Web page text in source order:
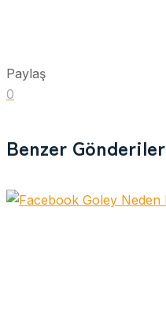
Paylaş
0
Benzer Gönderiler